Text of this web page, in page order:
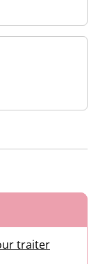
dans un nouvel
dans un
traiter